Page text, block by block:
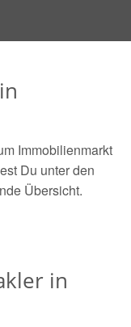
Immobilienmarkt
Du unter den
Übersicht.
in